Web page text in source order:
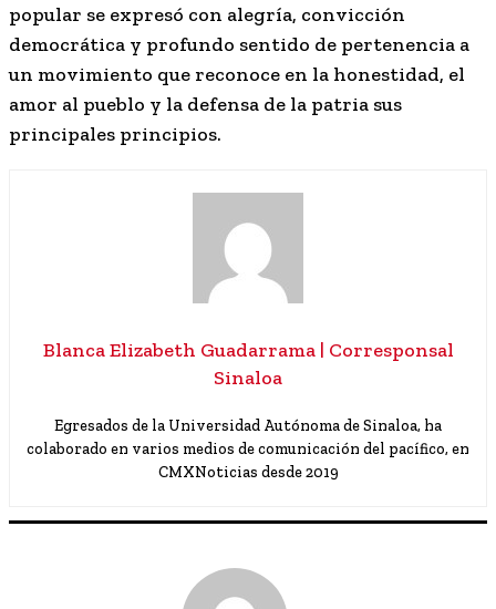
popular se expresó con alegría, convicción
democrática y profundo sentido de pertenencia a
un movimiento que reconoce en la honestidad, el
amor al pueblo y la defensa de la patria sus
principales principios.
Blanca Elizabeth Guadarrama | Corresponsal
Sinaloa
Egresados de la Universidad Autónoma de Sinaloa, ha
colaborado en varios medios de comunicación del pacífico, en
CMXNoticias desde 2019